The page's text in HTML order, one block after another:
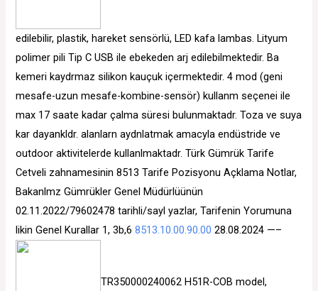
edilebilir, plastik, hareket sensörlü, LED kafa lambas. Lityum
polimer pili Tip C USB ile ebekeden arj edilebilmektedir. Ba
kemeri kaydrmaz silikon kauçuk içermektedir. 4 mod (geni
mesafe-uzun mesafe-kombine-sensör) kullanm seçenei ile
max 17 saate kadar çalma süresi bulunmaktadr. Toza ve suya
kar dayankldr. alanlarn aydnlatmak amacyla endüstride ve
outdoor aktivitelerde kullanlmaktadr. Türk Gümrük Tarife
Cetveli zahnamesinin 8513 Tarife Pozisyonu Açklama Notlar,
Bakanlmz Gümrükler Genel Müdürlüünün
02.11.2022/79602478 tarihli/sayl yazlar, Tarifenin Yorumuna
likin Genel Kurallar 1, 3b,68513.10.00.90.00 28.08.2024 —–
TR350000240062 H51R-COB model,